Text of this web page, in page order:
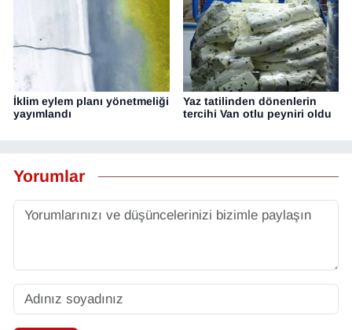
İklim eylem planı yönetmeliği
yayımlandı
Yaz tatilinden dönenlerin
tercihi Van otlu peyniri oldu
Yorumlar